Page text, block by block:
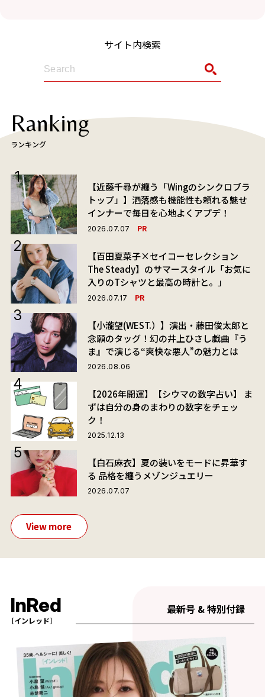
サイト内検索
Ranking
ランキング
【近藤千尋が纏う「Wingのシンクロブラ
トップ」】洒落感も機能性も頼れる魅せ
インナーで毎日を心地よくアプデ！
2026.07.07 PR
【百田夏菜子×セイコーセレクション
The Steady】のサマースタイル「お気に
入りのTシャツと最高の時計と。」
2026.07.17 PR
【小瀧望(WEST.）】演出・藤田俊太郎と
念願のタッグ！幻の井上ひさし戯曲『う
ま』で演じる“爽快な悪人”の魅力とは
2026.08.06
【2026年開運】【シウマの数字占い】 ま
ずは自分の身のまわりの数字をチェッ
ク！
2025.12.13
【白石麻衣】夏の装いをモードに昇華す
る 品格を纏うメゾンジュエリー
2026.07.07
View more
InRed
［インレッド］
最新号 & 特別付録